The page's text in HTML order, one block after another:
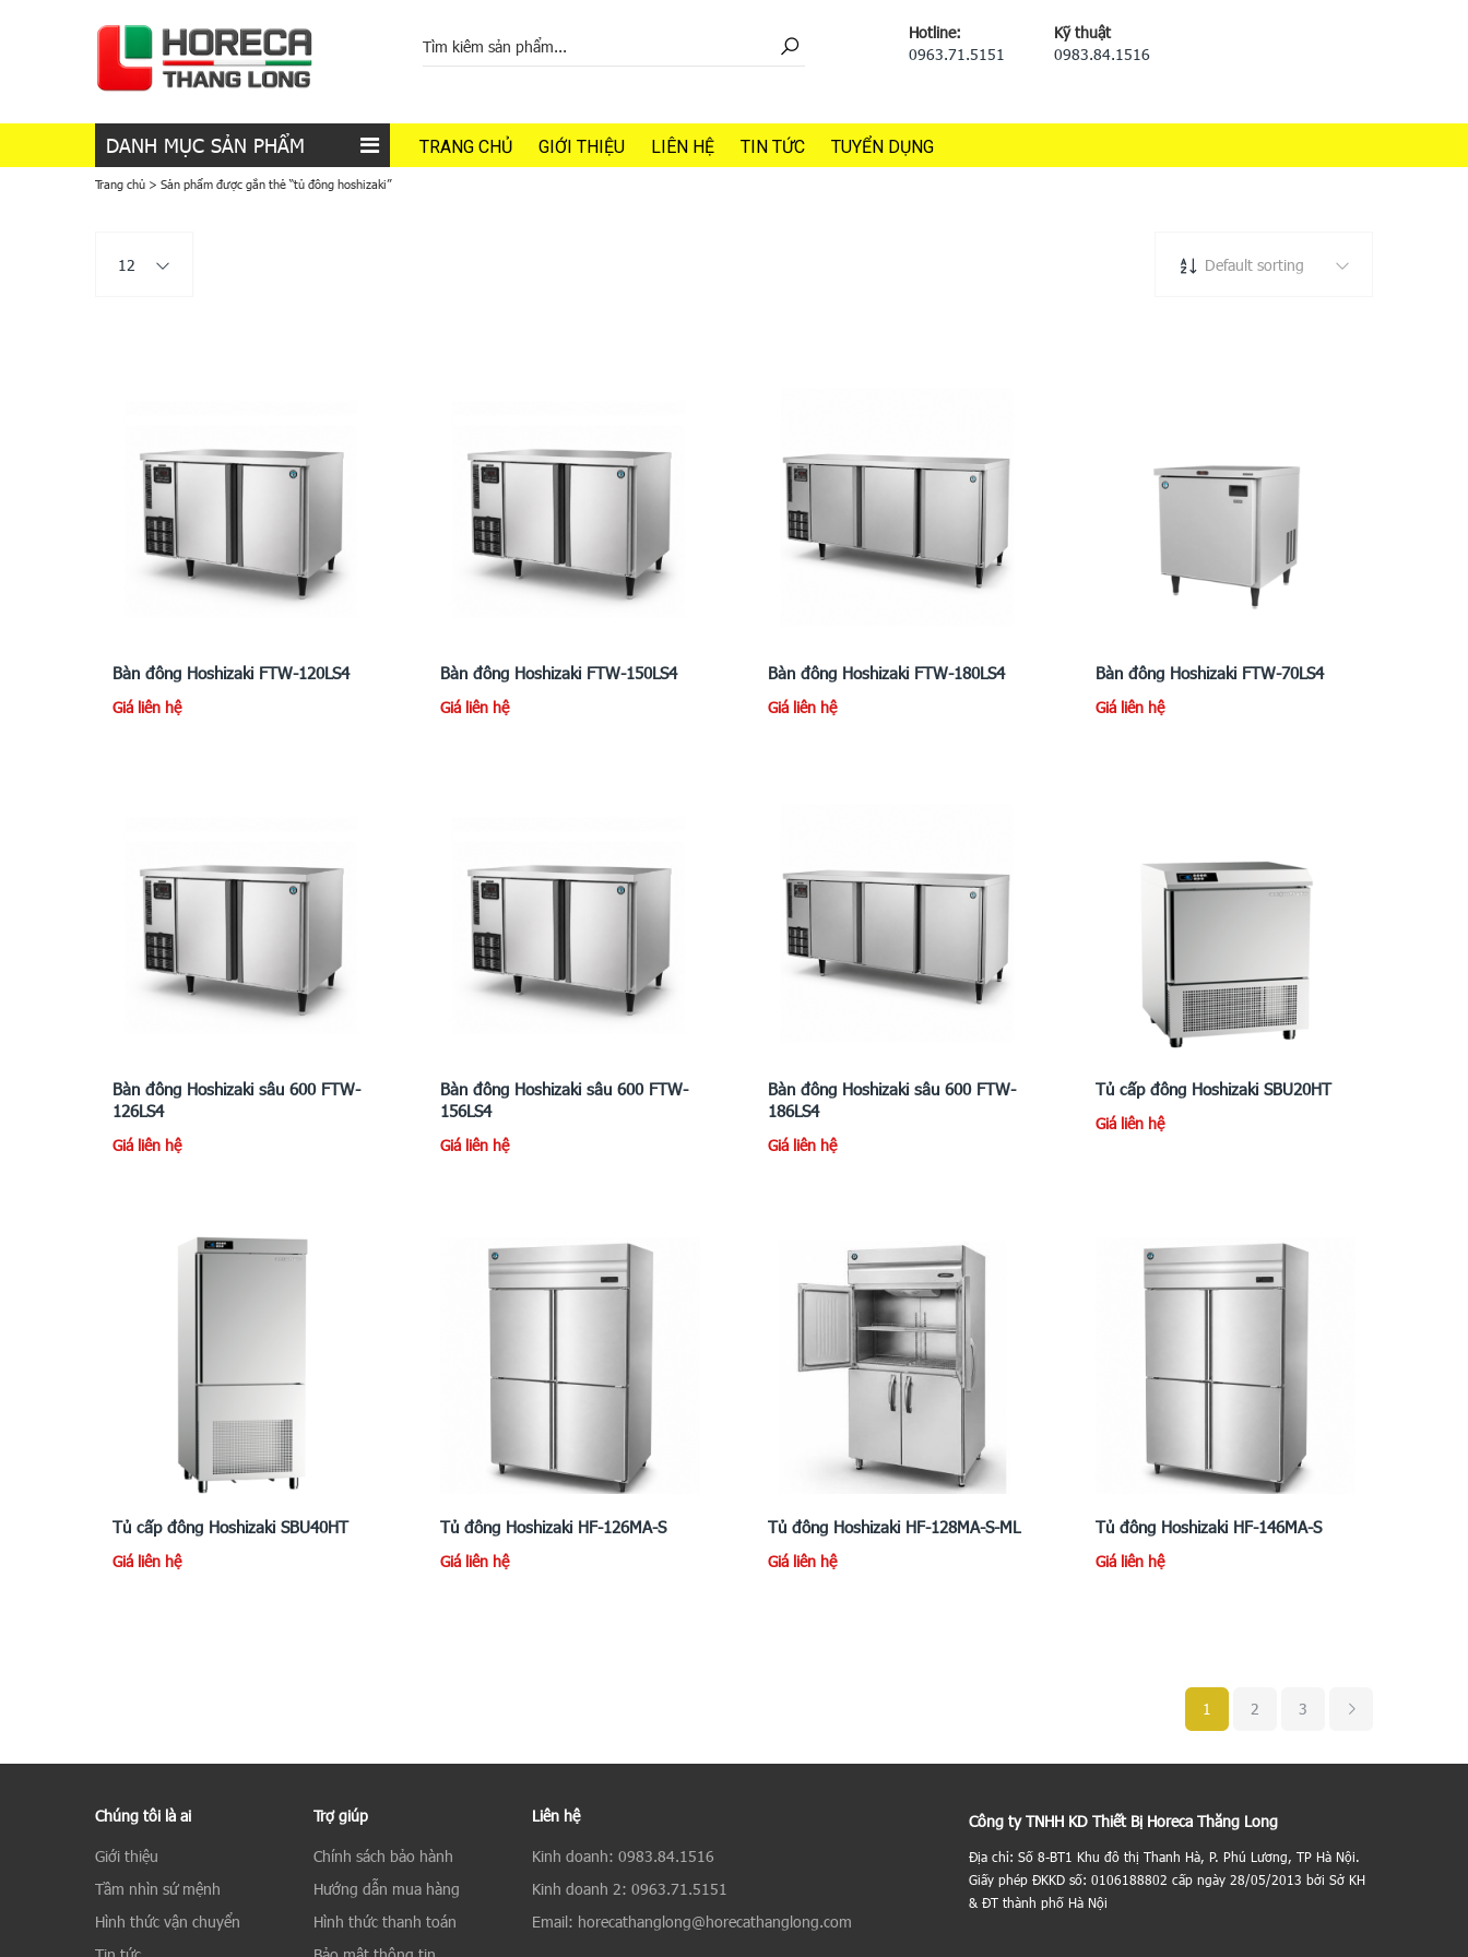
Hotline:
0963.71.5151
Kỹ thuật
0983.84.1516
DANH MỤC SẢN PHẨM TRANG CHỦ GIỚI THIỆU LIÊN HỆ TIN TỨC TUYỂN DỤNG
Trang chủ > Sản phẩm được gắn thẻ “tủ đông hoshizaki”
12 Default sorting
Bàn đông Hoshizaki FTW-120LS4
Giá liên hệ
Bàn đông Hoshizaki FTW-150LS4
Giá liên hệ
Bàn đông Hoshizaki FTW-180LS4
Giá liên hệ
Bàn đông Hoshizaki FTW-70LS4
Giá liên hệ
Bàn đông Hoshizaki sâu 600 FTW-
126LS4
Giá liên hệ
Bàn đông Hoshizaki sâu 600 FTW-
156LS4
Giá liên hệ
Bàn đông Hoshizaki sâu 600 FTW-
186LS4
Giá liên hệ
Tủ cấp đông Hoshizaki SBU20HT
Giá liên hệ
Tủ cấp đông Hoshizaki SBU40HT
Giá liên hệ
Tủ đông Hoshizaki HF-126MA-S
Giá liên hệ
Tủ đông Hoshizaki HF-128MA-S-ML
Giá liên hệ
Tủ đông Hoshizaki HF-146MA-S
Giá liên hệ
1 2 3
Chúng tôi là ai
Giới thiệu
Tầm nhìn sứ mệnh
Hình thức vận chuyển
Trợ giúp
Chính sách bảo hành
Hướng dẫn mua hàng
Hình thức thanh toán
Liên hệ
Kinh doanh: 0983.84.1516
Kinh doanh 2: 0963.71.5151
Email: horecathanglong@horecathanglong.com
Công ty TNHH KD Thiết Bị Horeca Thăng Long
Địa chỉ: Số 8-BT1 Khu đô thị Thanh Hà, P. Phú Lương, TP Hà Nội.
Giấy phép ĐKKD số: 0106188802 cấp ngày 28/05/2013 bởi Sở KH
& ĐT thành phố Hà Nội